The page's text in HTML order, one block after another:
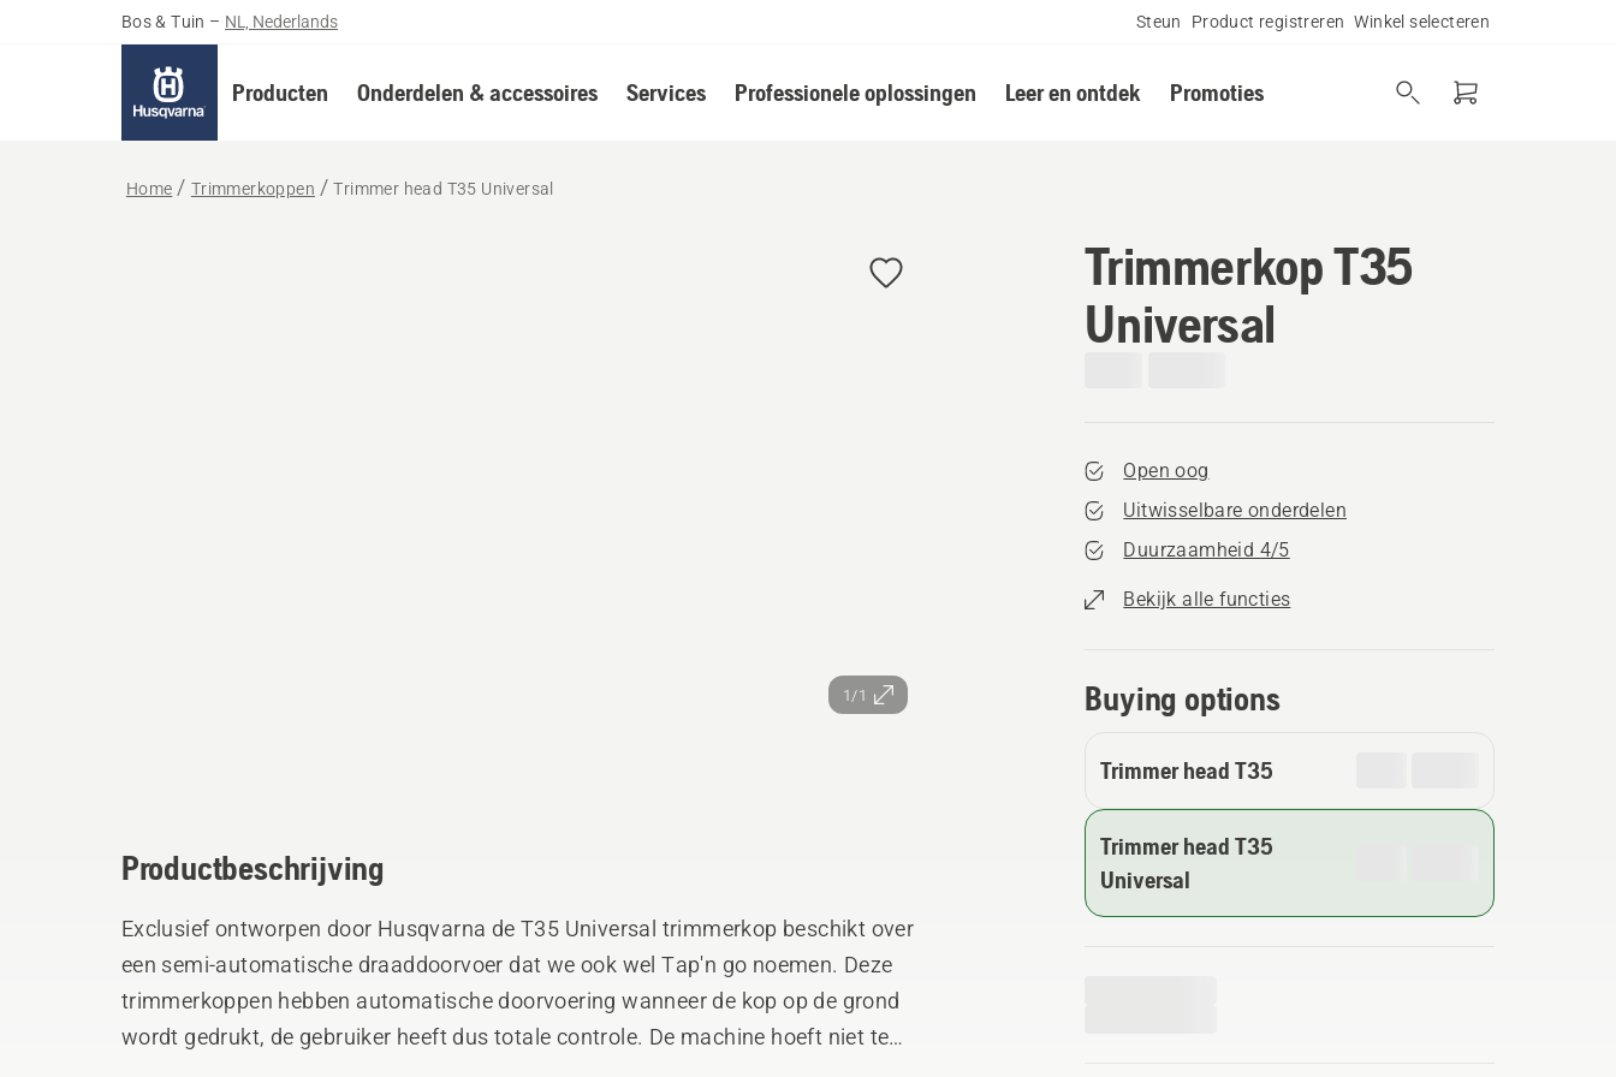
Bos & Tuin – NL, Nederlands Steun Product registreren Winkel selecteren
Producten Onderdelen & accessoires Services Professionele oplossingen Leer en ontdek Promoties
Home Trimmerkoppen Trimmer head T35 Universal
1/1
Trimmerkop T35
Universal
Open oog
Uitwisselbare onderdelen
Duurzaamheid 4/5
Bekijk alle functies
Buying options
Trimmer head T35
Trimmer head T35
Universal
Productbeschrijving
Exclusief ontworpen door Husqvarna de T35 Universal trimmerkop beschikt over
een semi-automatische draaddoorvoer dat we ook wel Tap'n go noemen. Deze
trimmerkoppen hebben automatische doorvoering wanneer de kop op de grond
wordt gedrukt, de gebruiker heeft dus totale controle. De machine hoeft niet te